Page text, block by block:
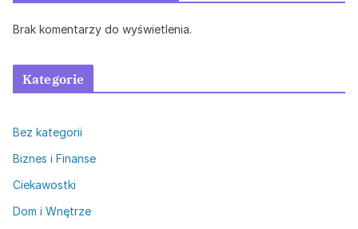
Brak komentarzy do wyświetlenia.
Kategorie
Bez kategorii
Biznes i Finanse
Ciekawostki
Dom i Wnętrze